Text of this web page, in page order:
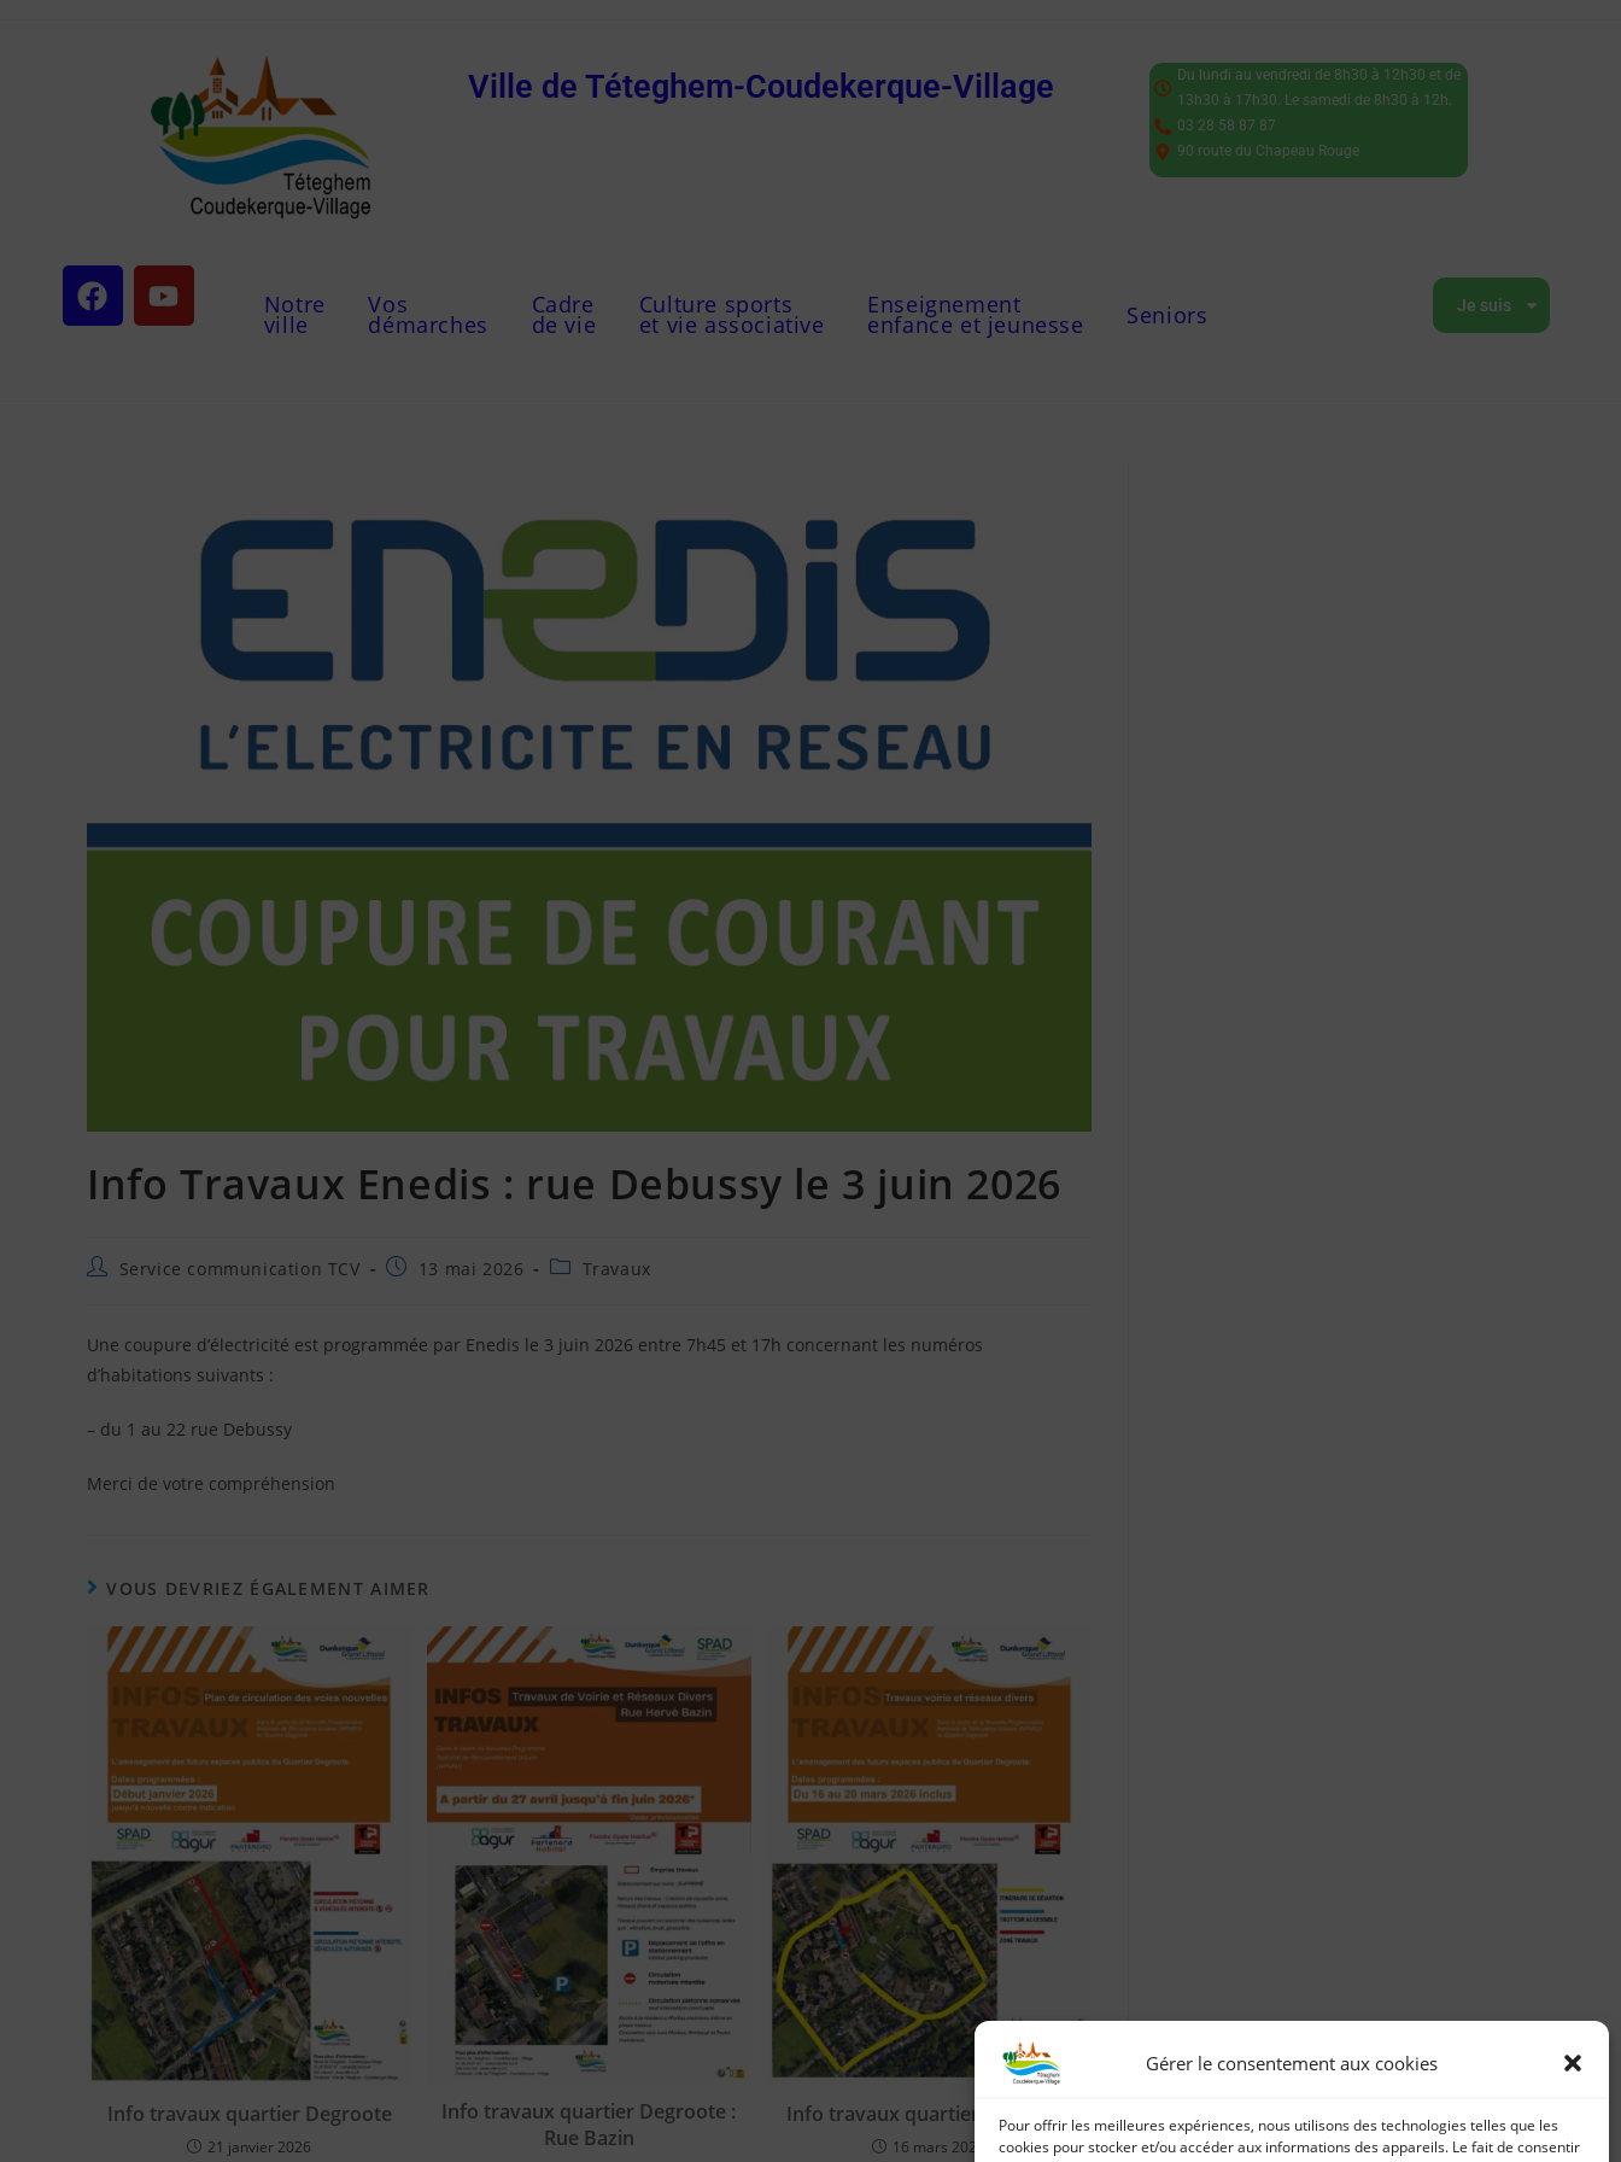
Gérer le consentement aux cookies
Pour offrir les meilleures expériences, nous utilisons des technologies telles que les
cookies pour stocker et/ou accéder aux informations des appareils. Le fait de consentir
Ville de Téteghem-Coudekerque-Village
Du lundi au vendredi de 8h30 à 12h30 et de
13h30 à 17h30. Le samedi de 8h30 à 12h.
03 28 58 87 87
90 route du Chapeau Rouge
Notre
ville
Vos
démarches
Cadre
de vie
Culture sports
et vie associative
Enseignement
enfance et jeunesse Seniors Je suis
Info Travaux Enedis : rue Debussy le 3 juin 2026
Service communication TCV 13 mai 2026 Travaux
Une coupure d’électricité est programmée par Enedis le 3 juin 2026 entre 7h45 et 17h concernant les numéros
d’habitations suivants :
– du 1 au 22 rue Debussy
Merci de votre compréhension
VOUS DEVRIEZ ÉGALEMENT AIMER
Info travaux quartier Degroote
21 janvier 2026
Info travaux quartier Degroote :
Rue Bazin
Info travaux quartier Degroote
16 mars 2026